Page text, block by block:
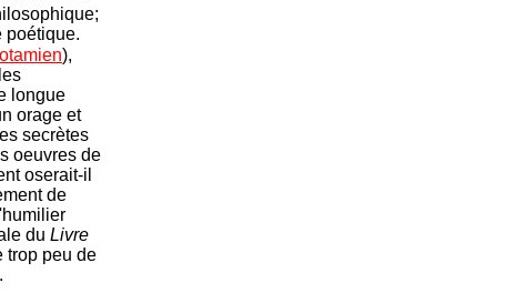
poétique.
),
longue
orage et
secrètes
oeuvres de
oserait-il
de
du Livre
trop peu de